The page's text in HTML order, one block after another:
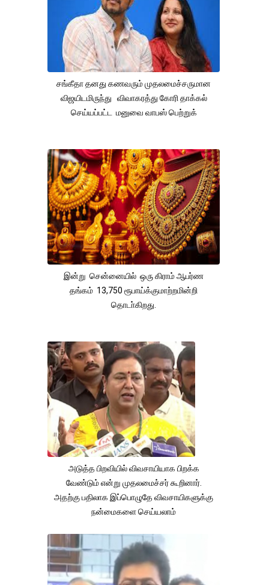
சங்கீதா தனது கணவரும் முதலமைச்சருமான
விஜயிடமிருந்து விவாகரத்து கோரி தாக்கல்
செய்யப்பட்ட மனுவை வாபஸ் பெற்றுக்
இன்று சென்னையில் ஒரு கிராம் ஆபர்ண
தங்கம் 13,750 ரூபாய்க்குமாற்றமின்றி
தொடா்கிறது.
அடுத்த பிறவியில் விவசாயியாக பிறக்க
வேண்டும் என்று முதலமைச்சர் கூறினார்.
அதற்கு பதிலாக இப்பொழுதே விவசாயிகளுக்கு
நன்மைகளை செய்யலாம்